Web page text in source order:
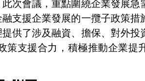
次會議，重點圍繞企業發展急
支援企業發展的一攬子政策措
供了涉及融資、擔保、對外投
支援合力，積極推動企業提